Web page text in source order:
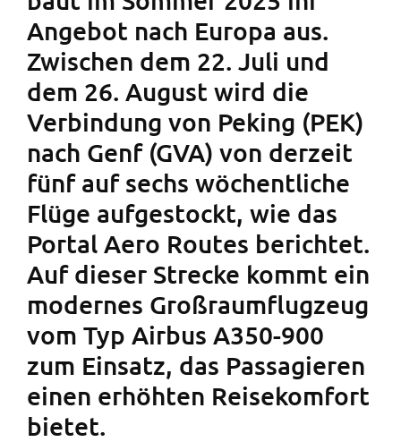
Angebot nach Europa aus.
Zwischen dem 22. Juli und
dem 26. August wird die
Verbindung von Peking (PEK)
nach Genf (GVA) von derzeit
fünf auf sechs wöchentliche
Flüge aufgestockt, wie das
Portal Aero Routes berichtet.
Auf dieser Strecke kommt ein
modernes Großraumflugzeug
vom Typ Airbus A350-900
zum Einsatz, das Passagieren
einen erhöhten Reisekomfort
bietet.